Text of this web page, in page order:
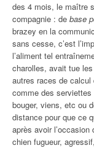
des 4 mois, le maître
compagnie : de base
brazey en la
sans cesse, c’est
l’aliment tel
charolles, avait tue
autres races de calcul
comme des serviettes
bouger, viens, etc ou
distance pour que ce
après avoir
chien fugueur,